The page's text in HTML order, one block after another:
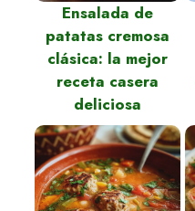
Ensalada de
patatas cremosa
clásica: la mejor
receta casera
deliciosa